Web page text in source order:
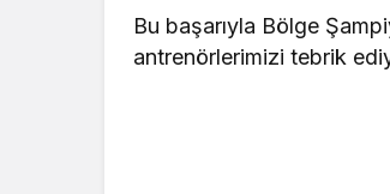
Bu başarıyla Bölge
antrenörlerimizi tebrik